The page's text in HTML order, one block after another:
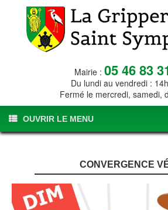
Mairie : 05 46 83
Du lundi au vendredi :
Fermé le mercredi, samedi,
OUVRIR LE MENU
CONVERGENCE